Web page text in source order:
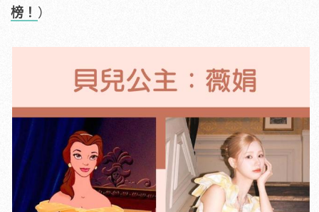
榜！ ）